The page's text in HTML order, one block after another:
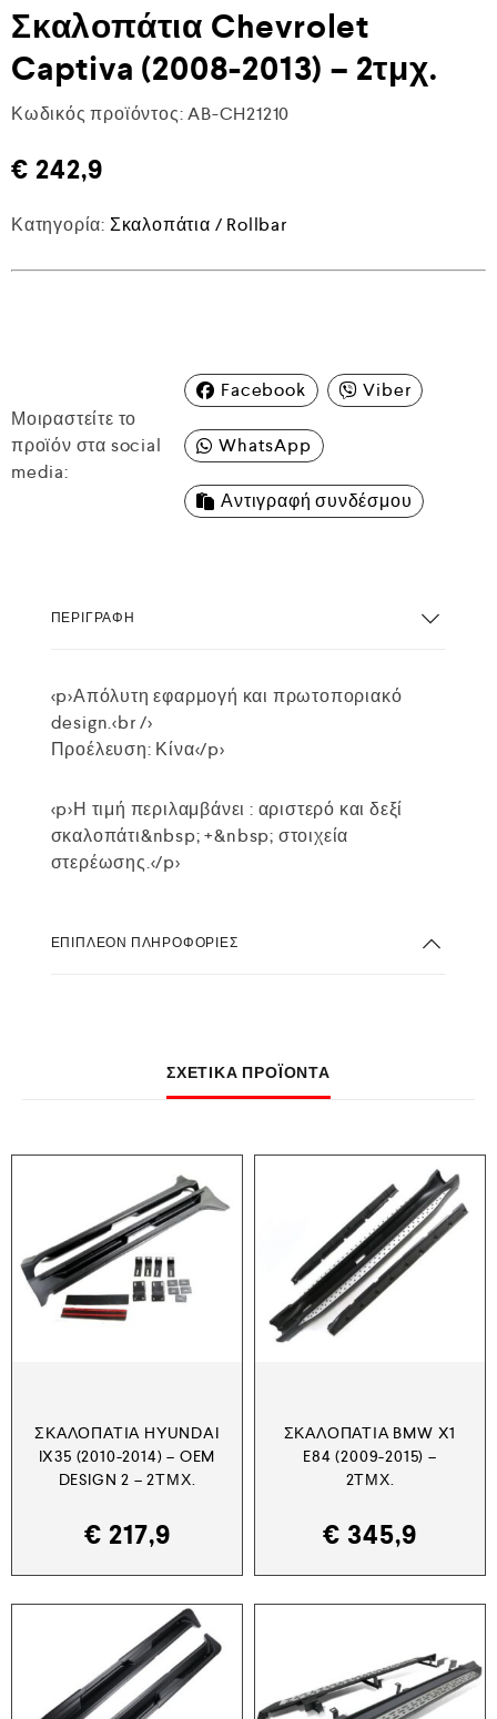
Σκαλοπάτια Chevrolet
Captiva (2008-2013) – 2τμχ.
Κωδικός προϊόντος: AB-CH21210
€ 242,9
Κατηγορία: Σκαλοπάτια / Rollbar
Μοιραστείτε το
προϊόν στα social
media:
Facebook Viber
WhatsApp
Αντιγραφή συνδέσμου
ΠΕΡΙΓΡΑΦΉ
<p>Απόλυτη εφαρμογή και πρωτοποριακό
design.<br />
Προέλευση: Κίνα</p>
<p>Η τιμή περιλαμβάνει : αριστερό και δεξί
σκαλοπάτι&nbsp; +&nbsp; στοιχεία
στερέωσης.</p>
ΕΠΙΠΛΈΟΝ ΠΛΗΡΟΦΟΡΊΕΣ
ΣΧΕΤΙΚΆ ΠΡΟΪΌΝΤΑ
ΣΚΑΛΟΠΆΤΙΑ HYUNDAI
IX35 (2010-2014) – OEM
DESIGN 2 – 2ΤΜΧ.
€ 217,9
ΣΚΑΛΟΠΆΤΙΑ BMW X1
E84 (2009-2015) –
2ΤΜΧ.
€ 345,9